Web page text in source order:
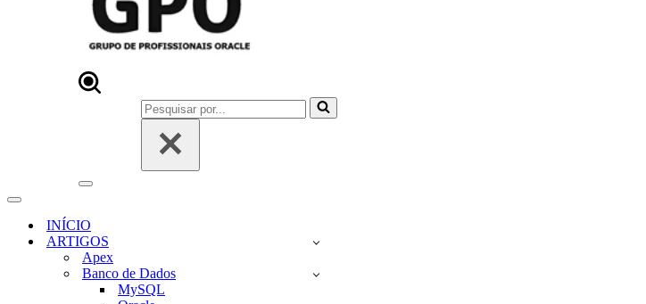
Pesquisar
por...
Menu
Menu
navegaçãoINÍCIO
ARTIGOS
Apex
Banco de Dados
MySQL